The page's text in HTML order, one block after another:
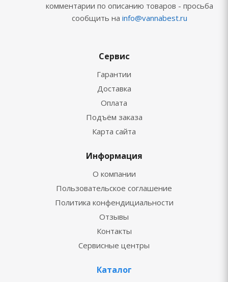
комментарии по описанию товаров - просьба
сообщить на info@vannabest.ru
Сервис
Гарантии
Доставка
Оплата
Подъём заказа
Карта сайта
Информация
О компании
Пользовательское соглашение
Политика конфендициальности
Отзывы
Контакты
Сервисные центры
Каталог